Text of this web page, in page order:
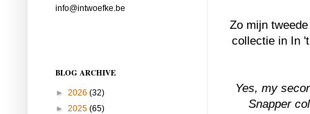
Zo mijn
collectie in In
Yes, my
Snapper
info@intwoefke.be
BLOG ARCHIVE
► 2026 (32)
► 2025 (65)